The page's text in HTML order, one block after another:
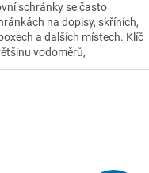
schránky se často
na dopisy, skříních,
a dalších místech. Klíč
vodoměrů,